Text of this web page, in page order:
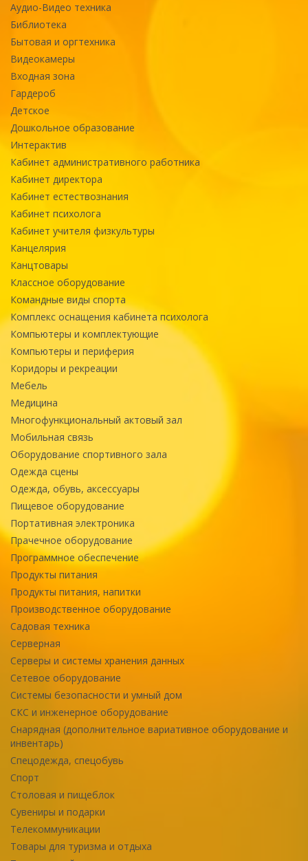
Аудио-Видео техника
Библиотека
Бытовая и оргтехника
Видеокамеры
Входная зона
Гардероб
Детское
Дошкольное образование
Интерактив
Кабинет административного работника
Кабинет директора
Кабинет естествознания
Кабинет психолога
Кабинет учителя физкультуры
Канцелярия
Канцтовары
Классное оборудование
Командные виды спорта
Комплекс оснащения кабинета психолога
Компьютеры и комплектующие
Компьютеры и периферия
Коридоры и рекреации
Мебель
Медицина
Многофункциональный актовый зал
Мобильная связь
Оборудование спортивного зала
Одежда сцены
Одежда, обувь, аксессуары
Пищевое оборудование
Портативная электроника
Прачечное оборудование
Программное обеспечение
Продукты питания
Продукты питания, напитки
Производственное оборудование
Садовая техника
Серверная
Серверы и системы хранения данных
Сетевое оборудование
Системы безопасности и умный дом
СКС и инженерное оборудование
Снарядная (дополнительное вариативное оборудование и
инвентарь)
Спецодежда, спецобувь
Спорт
Столовая и пищеблок
Сувениры и подарки
Телекоммуникации
Товары для туризма и отдыха